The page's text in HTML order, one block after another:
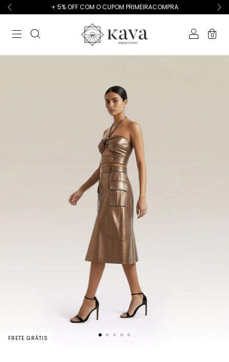
+ 5% OFF COM O CUPOM PRIMEIRACOMPRA
0
FRETE GRÁTIS